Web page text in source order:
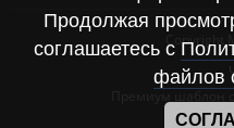
Copyright
Продолжая
соглашаетесь с
файлов